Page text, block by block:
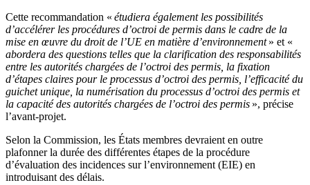
Cette recommandation « étudiera également les possibilités
d’accélérer les procédures d’octroi de permis dans le cadre de la
mise en œuvre du droit de l’UE en matière d’environnement» et «
abordera des questions telles que la clarification des responsabilités
entre les autorités chargées de l’octroi des permis, la fixation
d’étapes claires pour le processus d’octroi des permis, l’efficacité du
guichet unique, la numérisation du processus d’octroi des permis et
la capacité des autorités chargées de l’octroi des permis », précise
l’avant-projet.
Selon la Commission, les États membres devraient en outre
plafonner la durée des différentes étapes de la procédure
d’évaluation des incidences sur l’environnement (EIE) en
introduisant des délais.